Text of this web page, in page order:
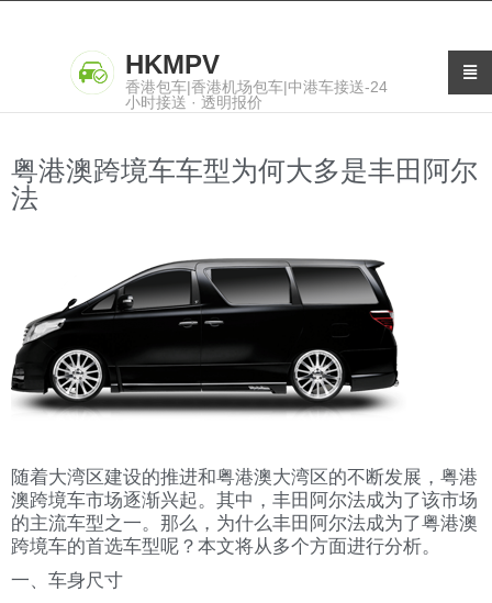
HKMPV
香港包车|香港机场包车|中港车接送-24
小时接送 · 透明报价
粤港澳跨境车车型为何大多是丰田阿尔
法
随着大湾区建设的推进和粤港澳大湾区的不断发展，粤港
澳跨境车市场逐渐兴起。其中，丰田阿尔法成为了该市场
的主流车型之一。那么，为什么丰田阿尔法成为了粤港澳
跨境车的首选车型呢？本文将从多个方面进行分析。
一、车身尺寸